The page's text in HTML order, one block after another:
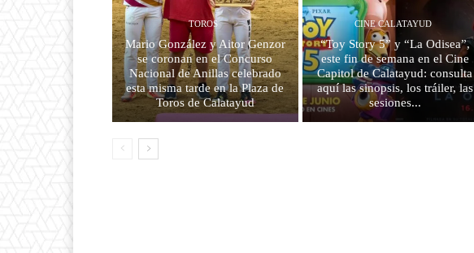
TOROS
Mario González y Aitor Genzor
se coronan en el Concurso
Nacional de Anillas celebrado
esta misma tarde en la Plaza de
Toros de Calatayud
CINE CALATAYUD
“Toy Story 5” y “La Odisea”,
este fin de semana en el Cine
Capitol de Calatayud: consulta
aquí las sinopsis, los tráiler, las
sesiones...